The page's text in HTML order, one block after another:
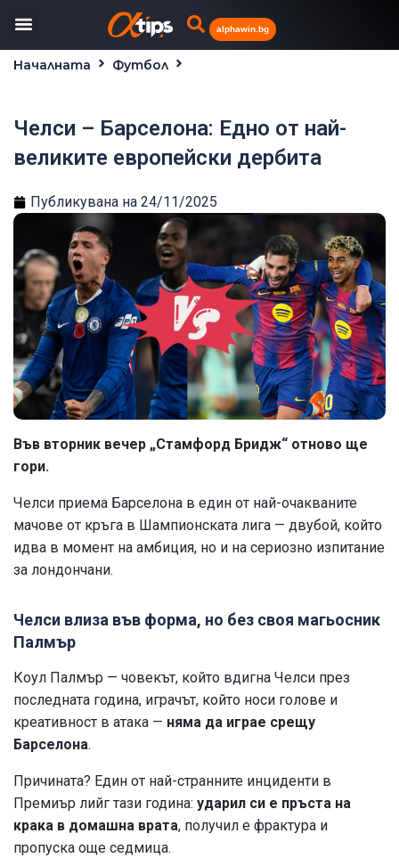
alphawin.bg
Началната
Футбол
Челси – Барселона: Едно от най-
великите европейски дербита
Публикувана на 24/11/2025
Във вторник вечер „Стамфорд Бридж“ отново ще
гори.
Челси приема Барселона в един от най-очакваните
мачове от кръга в Шампионската лига — двубой, който
идва в момент на амбиция, но и на сериозно изпитание
за лондончани.
Челси влиза във форма, но без своя магьосник
Палмър
Коул Палмър — човекът, който вдигна Челси през
последната година, играчът, който носи голове и
креативност в атака — няма да играе срещу
Барселона.
Причината? Един от най-странните инциденти в
Премиър лийг тази година: ударил си е пръста на
крака в домашна врата, получил е фрактура и
пропуска още седмица.